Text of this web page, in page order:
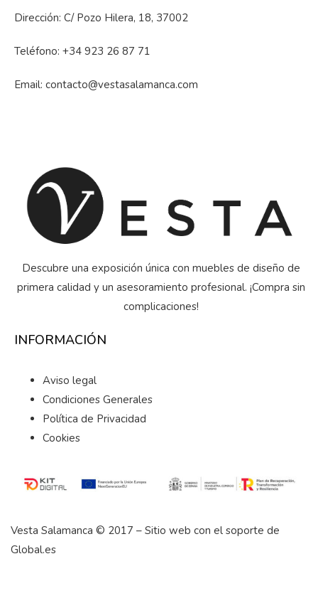
Dirección: C/ Pozo Hilera, 18, 37002
Teléfono: +34 923 26 87 71
Email: contacto@vestasalamanca.com
Descubre una exposición única con muebles de diseño de
primera calidad y un asesoramiento profesional. ¡Compra sin
complicaciones!
INFORMACIÓN
Aviso legal
Condiciones Generales
Política de Privacidad
Cookies
Vesta Salamanca © 2017 – Sitio web con el soporte de
Global.es